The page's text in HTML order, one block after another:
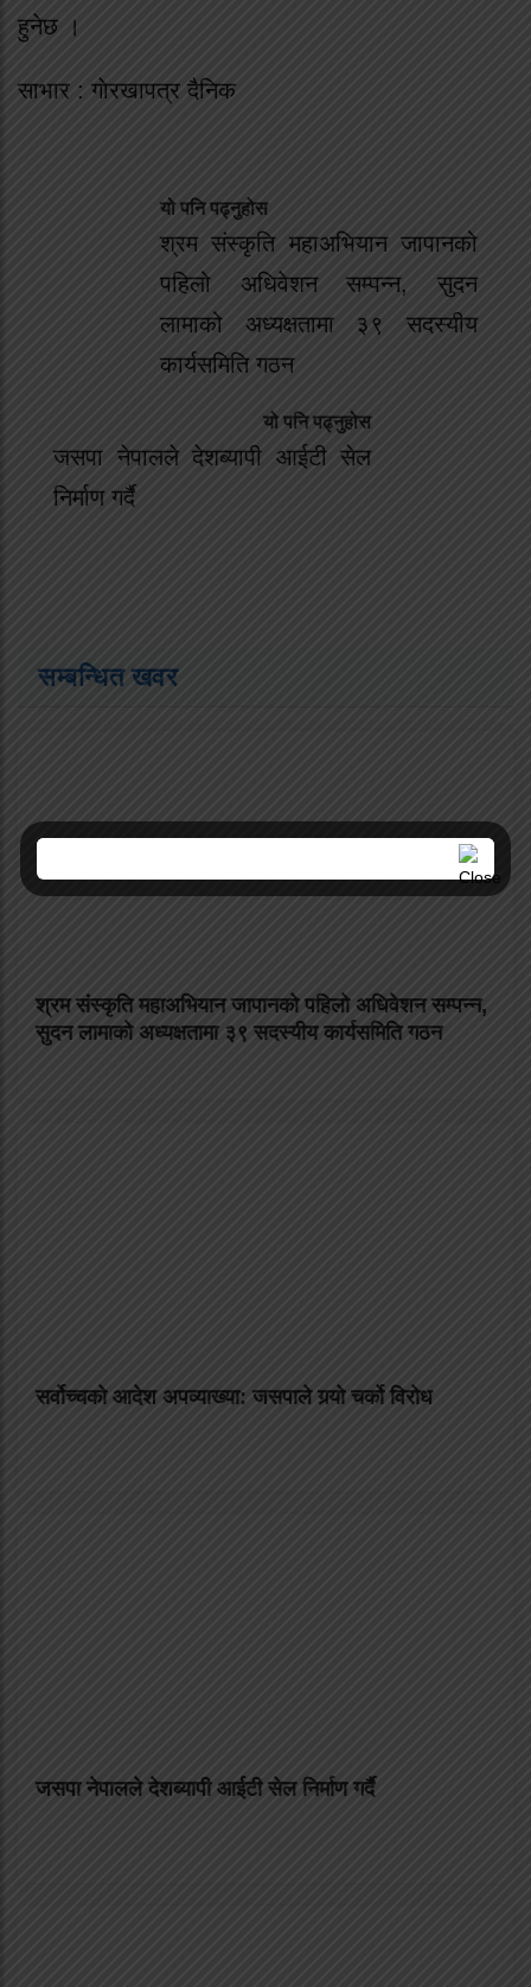
हुनेछ ।
साभार : गाेरखापत्र दैनिक
यो पनि पढ्नुहोस
श्रम संस्कृति महाअभियान जापानको
पहिलो अधिवेशन सम्पन्न, सुदन
लामाको अध्यक्षतामा ३९ सदस्यीय
कार्यसमिति गठन
यो पनि पढ्नुहोस
जसपा नेपालले देशब्यापी आईटी सेल
निर्माण गर्दै
सम्बन्धित खवर
श्रम संस्कृति महाअभियान जापानको पहिलो अधिवेशन सम्पन्न,
सुदन लामाको अध्यक्षतामा ३९ सदस्यीय कार्यसमिति गठन
सर्वोच्चको आदेश अपव्याख्या: जसपाले गर्‍यो चर्को विरोध
जसपा नेपालले देशब्यापी आईटी सेल निर्माण गर्दै